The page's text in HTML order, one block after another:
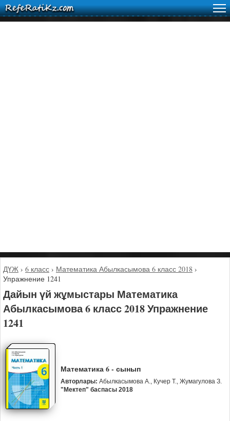
ДҮЖ › 6 класс › Математика Абылкасымова 6 класс 2018 ›
Упражнение 1241
Дайын үй жұмыстары Математика
Абылкасымова 6 класс 2018 Упражнение
1241
Математика 6 - сынып
Авторлары: Абылкасымова А., Кучер Т., Жумагулова З.
"Мектеп" баспасы 2018